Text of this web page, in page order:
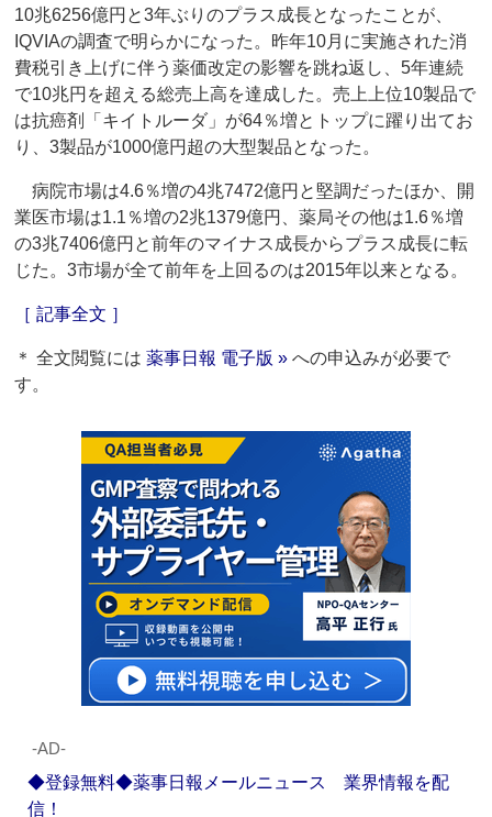
10兆6256億円と3年ぶりのプラス成長となったことが、
IQVIAの調査で明らかになった。昨年10月に実施された消
費税引き上げに伴う薬価改定の影響を跳ね返し、5年連続
で10兆円を超える総売上高を達成した。売上上位10製品で
は抗癌剤「キイトルーダ」が64％増とトップに躍り出てお
り、3製品が1000億円超の大型製品となった。
病院市場は4.6％増の4兆7472億円と堅調だったほか、開
業医市場は1.1％増の2兆1379億円、薬局その他は1.6％増
の3兆7406億円と前年のマイナス成長からプラス成長に転
じた。3市場が全て前年を上回るのは2015年以来となる。
［ 記事全文 ］
＊ 全文閲覧には薬事日報 電子版 » への申込みが必要で
す。
‐AD‐
◆登録無料◆薬事日報メールニュース 業界情報を配
信！